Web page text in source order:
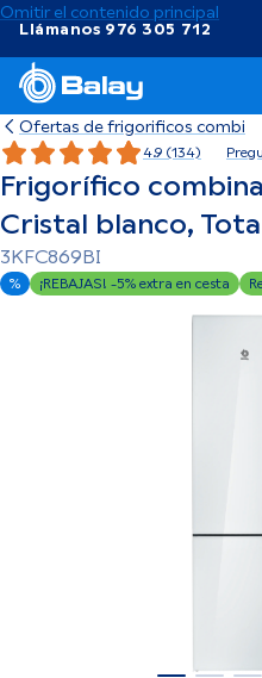
Omitir el contenido principal
Llámanos 976 305 712
Ofertas de frigorificos combi
Frigorífico
Cristal blanco,
3KFC869BI
4.9 (134)
% ¡REBAJAS! -5% extra en cesta